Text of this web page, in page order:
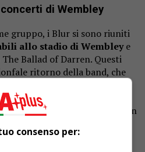
di Wembley
gruppo, i Blur si sono riuniti
allo stadio di Wembleye
Ballad of Darren. Questi
ritorno della band, che
il volto del Britpop, la
la scena degli anni ’90. Se
Gallagher ha già mandato in
documentario c’è Toby L.,
consenso per: